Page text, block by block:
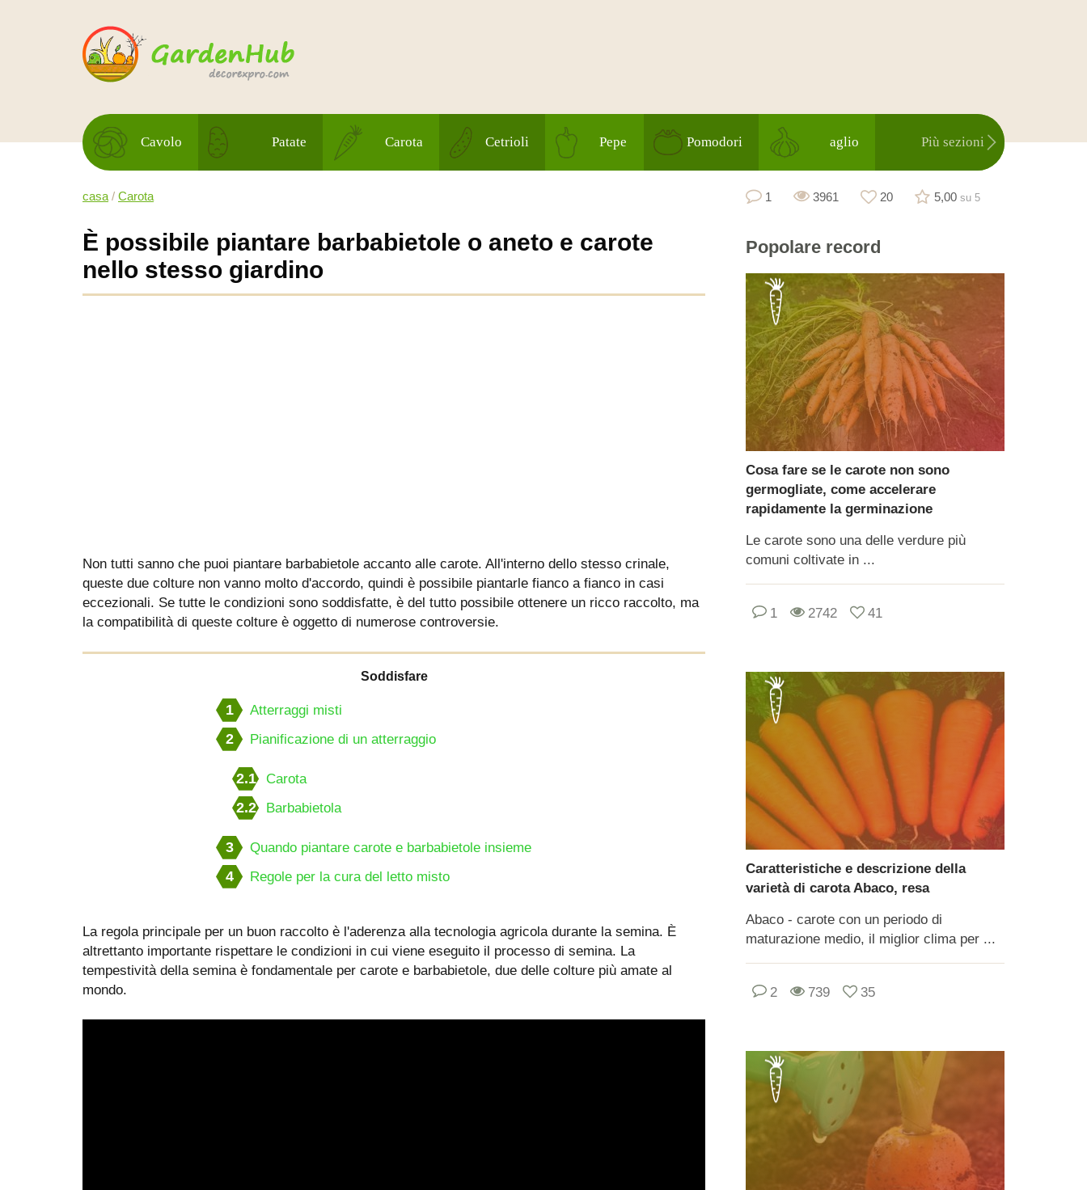
Cavolo Patate Carota Cetrioli Pepe Pomodori aglio Più sezioni
casa / Carota
È possibile piantare barbabietole o aneto e carote
nello stesso giardino
Non tutti sanno che puoi piantare barbabietole accanto alle carote. All'interno dello stesso crinale,
queste due colture non vanno molto d'accordo, quindi è possibile piantarle fianco a fianco in casi
eccezionali. Se tutte le condizioni sono soddisfatte, è del tutto possibile ottenere un ricco raccolto, ma
la compatibilità di queste colture è oggetto di numerose controversie.
Soddisfare
1 Atterraggi misti
2 Pianificazione di un atterraggio
2.1 Carota
2.2 Barbabietola
3 Quando piantare carote e barbabietole insieme
4 Regole per la cura del letto misto
La regola principale per un buon raccolto è l'aderenza alla tecnologia agricola durante la semina. È
altrettanto importante rispettare le condizioni in cui viene eseguito il processo di semina. La
tempestività della semina è fondamentale per carote e barbabietole, due delle colture più amate al
mondo.
1 3961 20 5,00 su 5
Popolare record
Cosa fare se le carote non sono
germogliate, come accelerare
rapidamente la germinazione
Le carote sono una delle verdure più
comuni coltivate in ...
1 2742 41
Caratteristiche e descrizione della
varietà di carota Abaco, resa
Abaco - carote con un periodo di
maturazione medio, il miglior clima per ...
2 739 35